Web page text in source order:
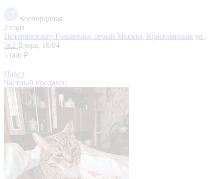
Беспородная
2 года
Потерялся кот, Гольяново, серый Москва, Красноярская ул.,
3к2 Вчера, 16:04
5 000 ₽
Павел
Частный продавец